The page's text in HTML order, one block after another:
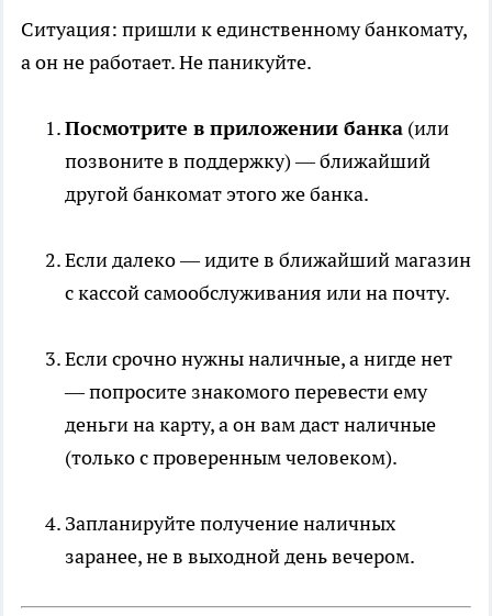
Ситуация: пришли к единственному банкомату,
а он не работает. Не паникуйте.
Посмотрите в приложении банка (или
позвоните в поддержку) — ближайший
другой банкомат этого же банка.
Если далеко — идите в ближайший магазин
с кассой самообслуживания или на почту.
Если срочно нужны наличные, а нигде нет
— попросите знакомого перевести ему
деньги на карту, а он вам даст наличные
(только с проверенным человеком).
Запланируйте получение наличных
заранее, не в выходной день вечером.